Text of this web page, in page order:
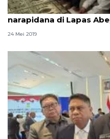
Hipmi Papua buka
narapidana di Lapas
24 Mei 2019